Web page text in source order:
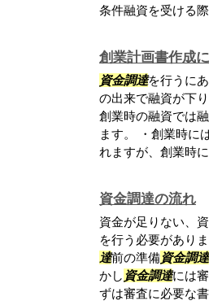
条件融資を受ける
創業計画書作成
資金調達を行うに
の出来で融資が下
創業時の融資では
ます。 ・創業時に
れますが、創業時
資金調達の流れ
資金が足りない、
を行う必要がありま
達前の準備資金調達
かし 資金調達には
ずは審査に必要な